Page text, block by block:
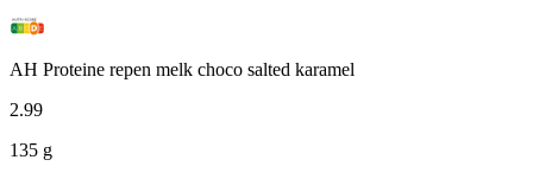
AH Proteine repen melk choco salted karamel
2.99
135 g